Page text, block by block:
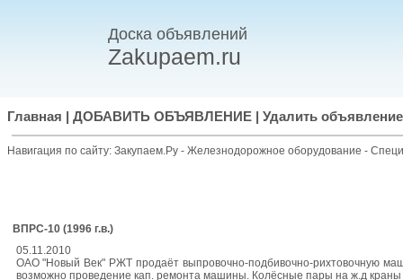
Доска объявлений
Zakupaem.ru
Главная ДОБАВИТЬ ОБЪЯВЛЕНИЕ Удалить объявление
Навигация по сайту: Закупаем.Ру - Железнодорожное оборудование -
ВПРС-10 (1996 г.в.)
05.11.2010
ОАО "Новый Век" РЖТ продаёт выпровочно-подбивочно-рихтовочную
возможно проведение кап. ремонта машины. Колёсные пары на ж.д краны